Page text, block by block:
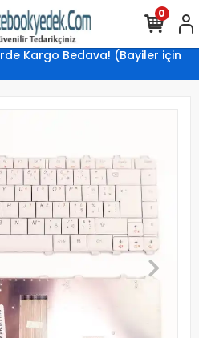
Kargo Bedava! (Bayiler için
0